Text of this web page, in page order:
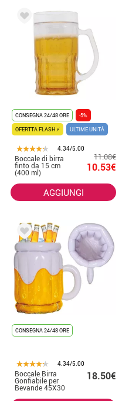
CONSEGNA 24/48 ORE
-5%
OFERTTA FLASH ⚡
ULTIME UNITÀ
4.34/5.00
Boccale di birra
finto da 15 cm
(400 ml)
11.08€
10.53€
AGGIUNGI
CONSEGNA 24/48 ORE
4.34/5.00
Boccale Birra
Gonfiabile per
Bevande 45X30
18.50€